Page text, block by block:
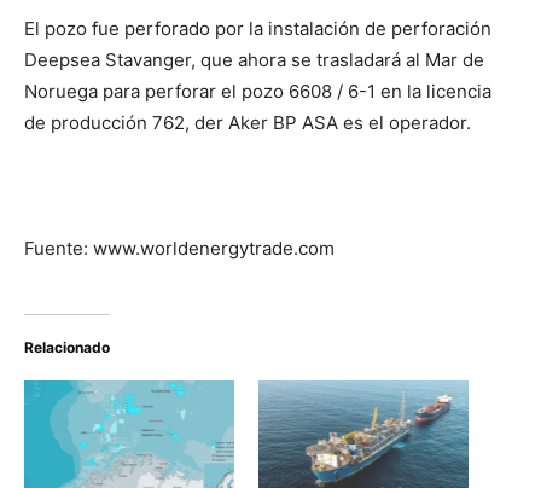
El pozo fue perforado por la instalación de perforación
Deepsea Stavanger, que ahora se trasladará al Mar de
Noruega para perforar el pozo 6608 / 6-1 en la licencia
de producción 762, der Aker BP ASA es el operador.
Fuente: www.worldenergytrade.com
Relacionado